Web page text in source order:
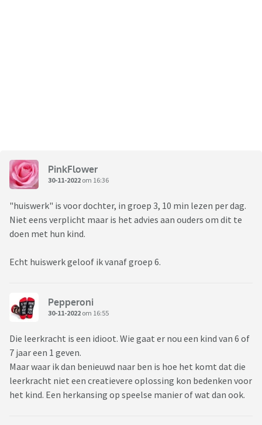
PinkFlower
30-11-2022 om 16:36
"huiswerk" is voor dochter, in groep 3, 10 min lezen per dag.
Niet eens verplicht maar is het advies aan ouders om dit te
doen met hun kind.
Echt huiswerk geloof ik vanaf groep 6.
Pepperoni
30-11-2022 om 16:55
Die leerkracht is een idioot. Wie gaat er nou een kind van 6 of
7 jaar een 1 geven.
Maar waar ik dan benieuwd naar ben is hoe het komt dat die
leerkracht niet een creatievere oplossing kon bedenken voor
het kind. Een herkansing op speelse manier of wat dan ook.